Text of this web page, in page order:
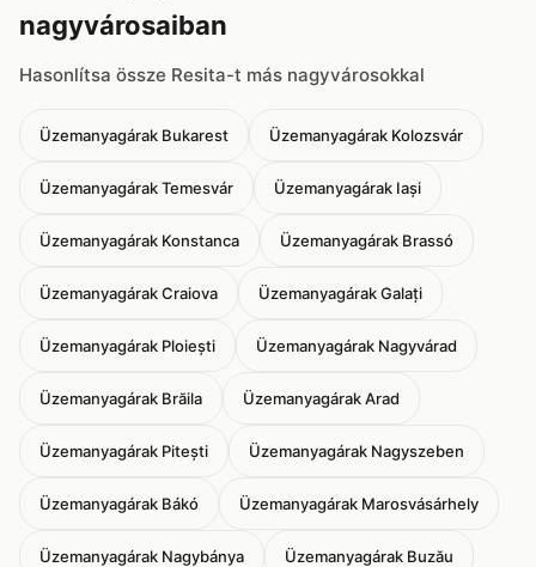
nagyvárosaiban
Hasonlítsa össze Resita-t más nagyvárosokkal
Üzemanyagárak Bukarest Üzemanyagárak Kolozsvár
Üzemanyagárak Temesvár Üzemanyagárak Iași
Üzemanyagárak Konstanca Üzemanyagárak Brassó
Üzemanyagárak Craiova Üzemanyagárak Galați
Üzemanyagárak Ploiești Üzemanyagárak Nagyvárad
Üzemanyagárak Brăila Üzemanyagárak Arad
Üzemanyagárak Pitești Üzemanyagárak Nagyszeben
Üzemanyagárak Bákó Üzemanyagárak Marosvásárhely
Üzemanyagárak Nagybánya Üzemanyagárak Buzău